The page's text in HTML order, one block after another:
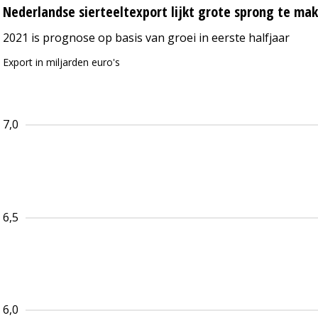
Nederlandse sierteeltexport lijkt grote sprong te
2021 is prognose op basis van groei in eerste halfjaar
Export in miljarden euro's
6,0
6,5
7,0